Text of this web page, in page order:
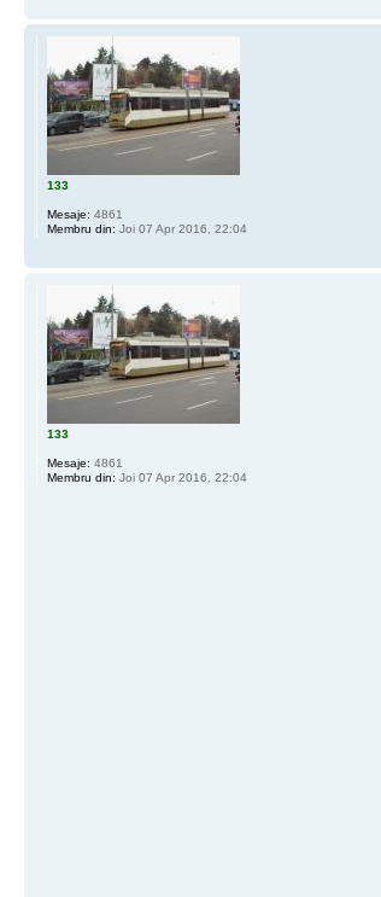
133
Mesaje: 4861
Membru din: Joi 07 Apr 2016, 22:04
133
Mesaje: 4861
Membru din: Joi 07 Apr 2016, 22:04